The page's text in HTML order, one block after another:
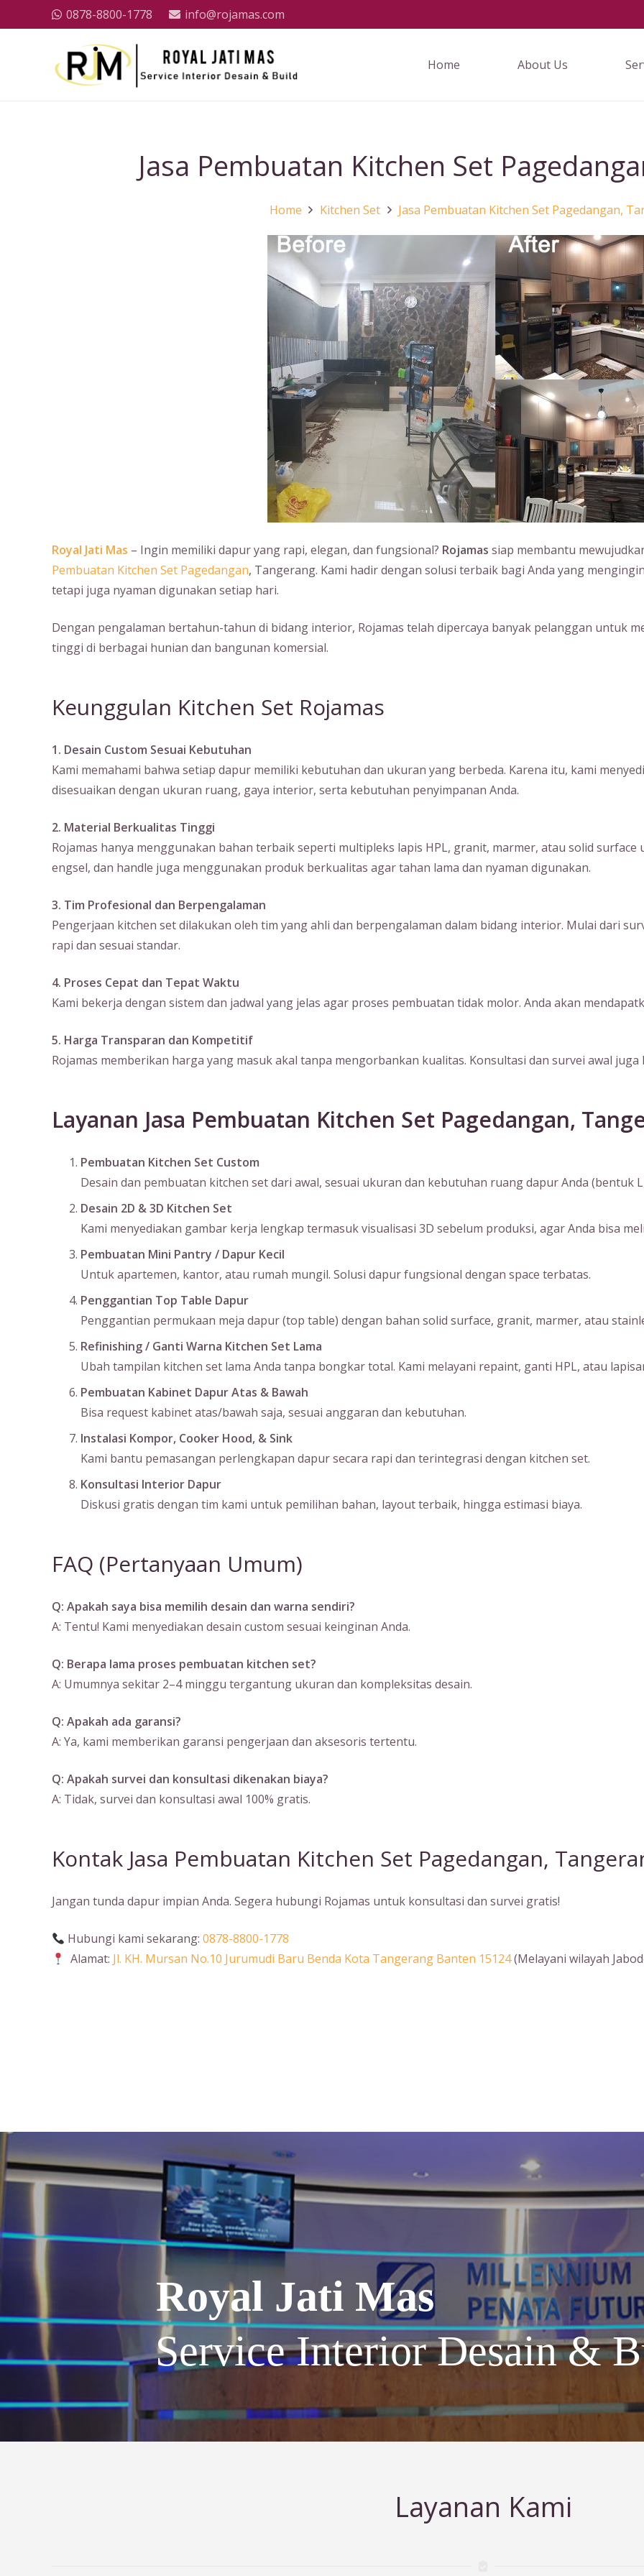
0878-8800-1778 info@rojamas.com
Home About Us
Jasa Pembuatan Kitchen Set
Home Kitchen Set Jasa Pembuatan Kitchen Set Pagedangan,
Royal Jati Mas – Ingin memiliki dapur yang rapi, elegan, dan fungsional? Rojamas siap membantu
Pembuatan Kitchen Set Pagedangan, Tangerang. Kami hadir dengan solusi terbaik bagi Anda yang
tetapi juga nyaman digunakan setiap hari.
Dengan pengalaman bertahun-tahun di bidang interior, Rojamas telah dipercaya banyak pelanggan untuk
tinggi di berbagai hunian dan bangunan komersial.
Keunggulan Kitchen Set Rojamas
1. Desain Custom Sesuai Kebutuhan
Kami memahami bahwa setiap dapur memiliki kebutuhan dan ukuran yang berbeda. Karena itu, kami
disesuaikan dengan ukuran ruang, gaya interior, serta kebutuhan penyimpanan Anda.
2. Material Berkualitas Tinggi
Rojamas hanya menggunakan bahan terbaik seperti multipleks lapis HPL, granit, marmer, atau solid
engsel, dan handle juga menggunakan produk berkualitas agar tahan lama dan nyaman digunakan.
3. Tim Profesional dan Berpengalaman
Pengerjaan kitchen set dilakukan oleh tim yang ahli dan berpengalaman dalam bidang interior. Mulai dari
rapi dan sesuai standar.
4. Proses Cepat dan Tepat Waktu
Kami bekerja dengan sistem dan jadwal yang jelas agar proses pembuatan tidak molor. Anda akan
5. Harga Transparan dan Kompetitif
Rojamas memberikan harga yang masuk akal tanpa mengorbankan kualitas. Konsultasi dan survei awal
Layanan Jasa Pembuatan Kitchen Set Pagedangan,
Pembuatan Kitchen Set Custom
Desain dan pembuatan kitchen set dari awal, sesuai ukuran dan kebutuhan ruang dapur Anda (bentuk
Desain 2D & 3D Kitchen Set
Kami menyediakan gambar kerja lengkap termasuk visualisasi 3D sebelum produksi, agar Anda bisa
Pembuatan Mini Pantry / Dapur Kecil
Untuk apartemen, kantor, atau rumah mungil. Solusi dapur fungsional dengan space terbatas.
Penggantian Top Table Dapur
Penggantian permukaan meja dapur (top table) dengan bahan solid surface, granit, marmer, atau
Refinishing / Ganti Warna Kitchen Set Lama
Ubah tampilan kitchen set lama Anda tanpa bongkar total. Kami melayani repaint, ganti HPL, atau
Pembuatan Kabinet Dapur Atas & Bawah
Bisa request kabinet atas/bawah saja, sesuai anggaran dan kebutuhan.
Instalasi Kompor, Cooker Hood, & Sink
Kami bantu pemasangan perlengkapan dapur secara rapi dan terintegrasi dengan kitchen set.
Konsultasi Interior Dapur
Diskusi gratis dengan tim kami untuk pemilihan bahan, layout terbaik, hingga estimasi biaya.
FAQ (Pertanyaan Umum)
Q: Apakah saya bisa memilih desain dan warna sendiri?
A: Tentu! Kami menyediakan desain custom sesuai keinginan Anda.
Q: Berapa lama proses pembuatan kitchen set?
A: Umumnya sekitar 2–4 minggu tergantung ukuran dan kompleksitas desain.
Q: Apakah ada garansi?
A: Ya, kami memberikan garansi pengerjaan dan aksesoris tertentu.
Q: Apakah survei dan konsultasi dikenakan biaya?
A: Tidak, survei dan konsultasi awal 100% gratis.
Kontak Jasa Pembuatan Kitchen Set Pagedangan,
Jangan tunda dapur impian Anda. Segera hubungi Rojamas untuk konsultasi dan survei gratis!
Hubungi kami sekarang:0878-8800-1778
Alamat: Jl. KH. Mursan No.10 Jurumudi Baru Benda Kota Tangerang Banten 15124(Melayani wilayah
Royal Jati Mas
Service Interior Desain &
Layanan Kami